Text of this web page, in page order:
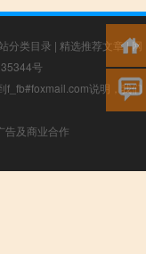
分类目录 | 精选推荐文章|网
号
f_fb#foxmail.com说明，我们
告及商业合作